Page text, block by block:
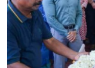
ट्रेंडिंग
Hindi